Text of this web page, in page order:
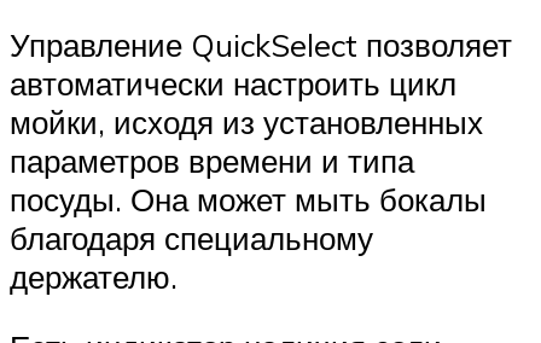
Управление QuickSelect позволяет
автоматически настроить цикл
мойки, исходя из установленных
параметров времени и типа
посуды. Она может мыть бокалы
благодаря специальному
держателю.